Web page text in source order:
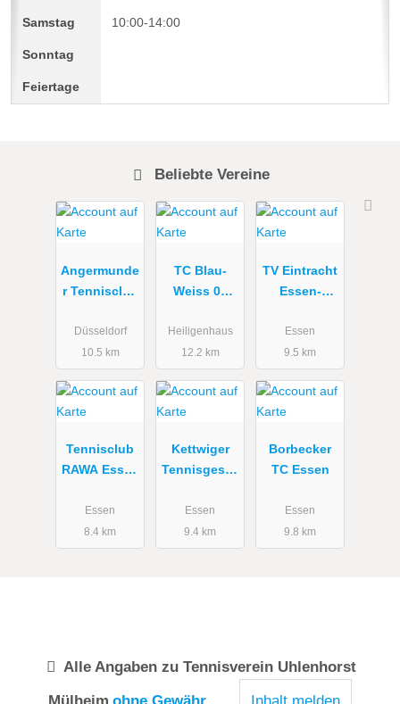
10:00-14:00
Beliebte Vereine
Angermunde
r Tennisclub
Düsseldorf
10.5 km
TC Blau-
Weiss 02
s e.V.
Heiligenhaus
12.2 km
TV Eintracht
Essen-
n 1887 e.V.
Essen
9.5 km
Tennisclub
RAWA Essen
Essen
8.4 km
Kettwiger
Tennisgesell
Essen
9.4 km
Borbecker
TC Essen
Essen
9.8 km
Alle Angaben zuTennisverein Uhlenhorst
Mülheim ohne Gewähr Inhalt melden